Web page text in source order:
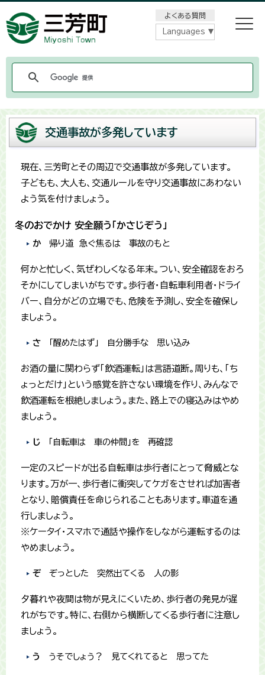
よくある質問
Languages
交通事故が多発しています
現在、三芳町とその周辺で交通事故が多発しています。
子どもも、大人も、交通ルールを守り交通事故にあわない
よう気を付けましょう。
冬のおでかけ 安全願う「かさじぞう」
か 帰り道 急ぐ焦るは 事故のもと
何かと忙しく、気ぜわしくなる年末。つい、安全確認をおろ
そかにしてしまいがちです。歩行者・自転車利用者・ドライ
バー、自分がどの立場でも、危険を予測し、安全を確保し
ましょう。
さ 「醒めたはず」 自分勝手な 思い込み
お酒の量に関わらず「飲酒運転」は言語道断。周りも、「ち
ょっとだけ」という感覚を許さない環境を作り、みんなで
飲酒運転を根絶しましょう。また、路上での寝込みはやめ
ましょう。
じ 「自転車は 車の仲間」を 再確認
一定のスピードが出る自転車は歩行者にとって脅威とな
ります。万が一、歩行者に衝突してケガをさせれば加害者
となり、賠償責任を命じられることもあります。車道を通
行しましょう。
※ケータイ・スマホで通話や操作をしながら運転するのは
やめましょう。
ぞ ぞっとした 突然出てくる 人の影
夕暮れや夜間は物が見えにくいため、歩行者の発見が遅
れがちです。特に、右側から横断してくる歩行者に注意し
ましょう。
う うそでしょう？ 見てくれてると 思ってた